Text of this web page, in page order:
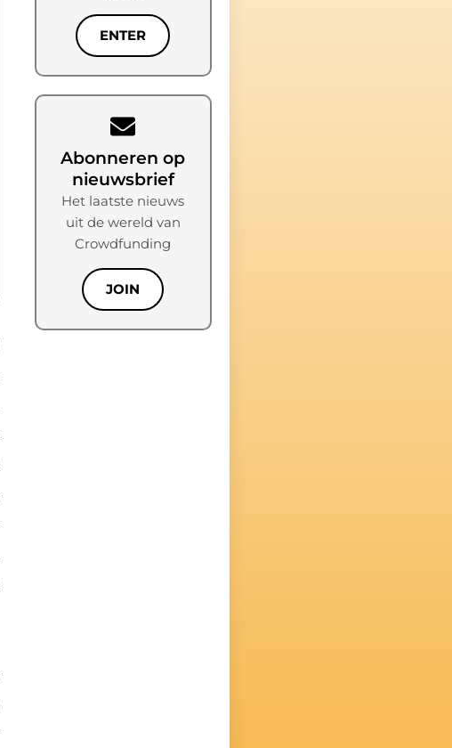
ENTER
Abonneren op
nieuwsbrief
Het laatste nieuws
uit de wereld van
Crowdfunding
JOIN